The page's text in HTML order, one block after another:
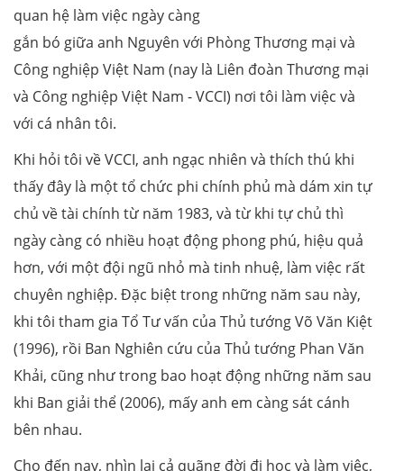
quan hệ làm việc ngày càng
gắn bó giữa anh Nguyên với Phòng Thương mại và
Công nghiệp Việt Nam (nay là Liên đoàn Thương mại
và Công nghiệp Việt Nam - VCCI) nơi tôi làm việc và
với cá nhân tôi.
Khi hỏi tôi về VCCI, anh ngạc nhiên và thích thú khi
thấy đây là một tổ chức phi chính phủ mà dám xin tự
chủ về tài chính từ năm 1983, và từ khi tự chủ thì
ngày càng có nhiều hoạt động phong phú, hiệu quả
hơn, với một đội ngũ nhỏ mà tinh nhuệ, làm việc rất
chuyên nghiệp. Đặc biệt trong những năm sau này,
khi tôi tham gia Tổ Tư vấn của Thủ tướng Võ Văn Kiệt
(1996), rồi Ban Nghiên cứu của Thủ tướng Phan Văn
Khải, cũng như trong bao hoạt động những năm sau
khi Ban giải thể (2006), mấy anh em càng sát cánh
bên nhau.
Cho đến nay, nhìn lại cả quãng đời đi học và làm việc,